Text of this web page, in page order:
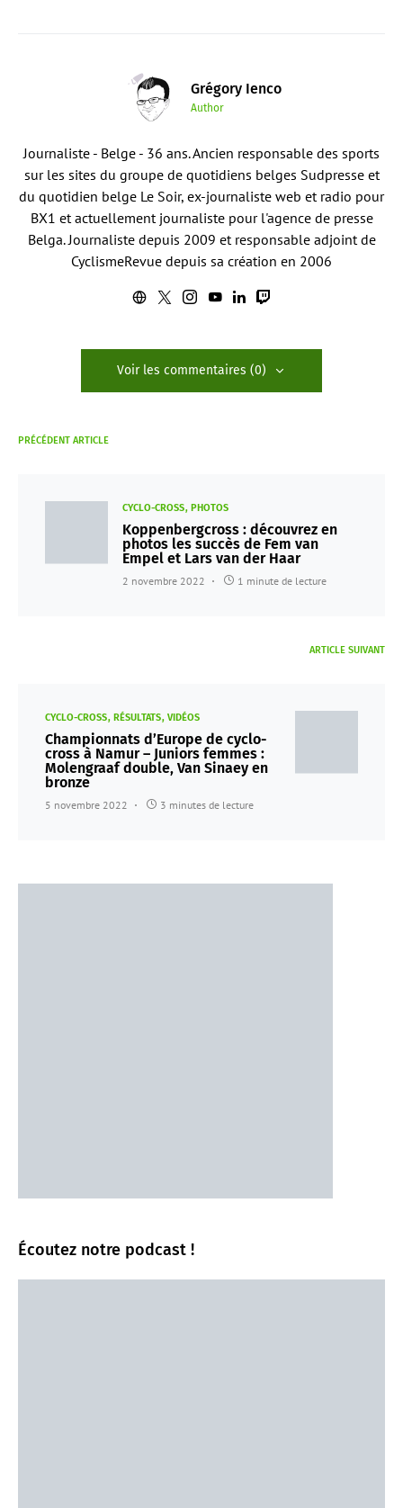
Grégory Ienco
Author
Journaliste - Belge - 36 ans. Ancien responsable des sports
sur les sites du groupe de quotidiens belges Sudpresse et
du quotidien belge Le Soir, ex-journaliste web et radio pour
BX1 et actuellement journaliste pour l'agence de presse
Belga. Journaliste depuis 2009 et responsable adjoint de
CyclismeRevue depuis sa création en 2006
Voir les commentaires (0)
PRÉCÉDENT ARTICLE
CYCLO-CROSS PHOTOS
Koppenbergcross : découvrez en
photos les succès de Fem van
Empel et Lars van der Haar
2 novembre 2022 1 minute de lecture
ARTICLE SUIVANT
CYCLO-CROSS RÉSULTATS VIDÉOS
Championnats d’Europe de cyclo-
cross à Namur – Juniors femmes :
Molengraaf double, Van Sinaey en
bronze
5 novembre 2022 3 minutes de lecture
Écoutez notre podcast !